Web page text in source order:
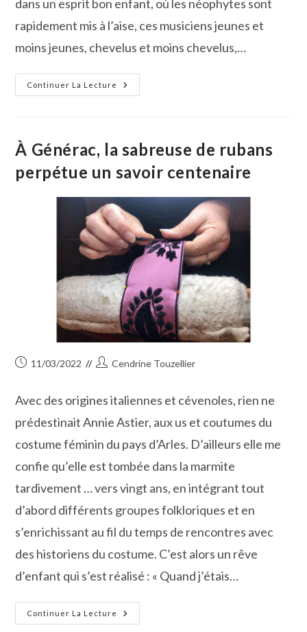
dans un esprit bon enfant, où les néophytes sont
rapidement mis à l’aise, ces musiciens jeunes et
moins jeunes, chevelus et moins chevelus,…
Continuer La Lecture
Jazz
Au
Parenthèse
Enchantée
À Générac, la sabreuse de rubans
perpétue un savoir centenaire
Publication
11/03/2022
Auteur/autrice
publication :
Cendrine Touzellier
Avec des origines italiennes et cévenoles, rien ne
prédestinait Annie Astier, aux us et coutumes du
costume féminin du pays d’Arles. D’ailleurs elle me
confie qu’elle est tombée dans la marmite
tardivement … vers vingt ans, en intégrant tout
d’abord différents groupes folkloriques et en
s’enrichissant au fil du temps de rencontres avec
des historiens du costume. C’est alors un rêve
d’enfant qui s’est réalisé : « Quand j’étais…
Continuer La Lecture
À
Générac,